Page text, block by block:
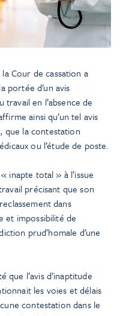
Cour de cassation a
portée d’un avis
en l’absence de
ainsi qu’un tel avis
que la contestation
ou l’étude de poste.
inapte total » à l’issue
précisant que son
dans
et impossibilité de
prud’homale d’une
que l’avis d’inaptitude
les voies et délais
contestation dans le